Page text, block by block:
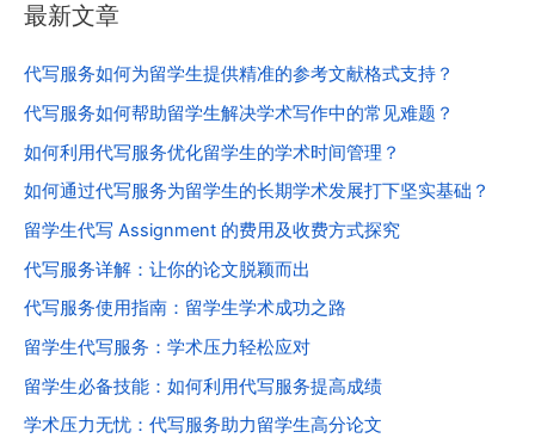
最新文章
代写服务如何为留学生提供精准的参考文献格式支持？
代写服务如何帮助留学生解决学术写作中的常见难题？
如何利用代写服务优化留学生的学术时间管理？
如何通过代写服务为留学生的长期学术发展打下坚实基础？
留学生代写 Assignment 的费用及收费方式探究
代写服务详解：让你的论文脱颖而出
代写服务使用指南：留学生学术成功之路
留学生代写服务：学术压力轻松应对
留学生必备技能：如何利用代写服务提高成绩
学术压力无忧：代写服务助力留学生高分论文